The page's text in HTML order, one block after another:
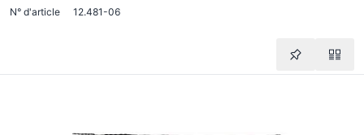
N° d'article 12.481-06